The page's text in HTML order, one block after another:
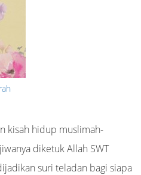
kisah hidup muslimah-
diketuk Allah SWT
suri teladan bagi siapa